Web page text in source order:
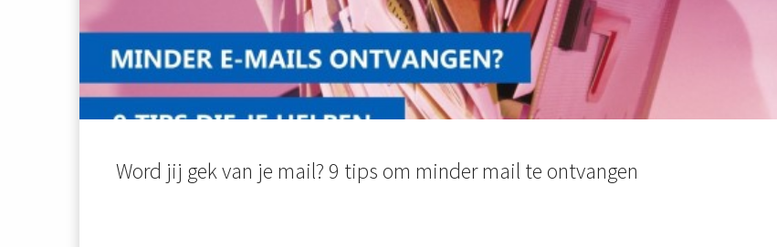
Word jij gek van je mail? 9 tips om minder mail te ontvangen